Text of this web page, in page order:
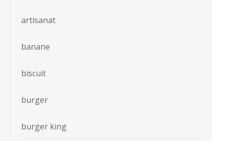
artisanat
banane
biscuit
burger
burger king